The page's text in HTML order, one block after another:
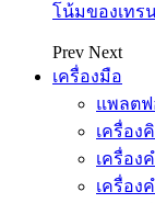
โน้มของเทร
Prev Next
เครื่องมือ
แพลตฟ
เครื่อง
เครื่อง
เครื่อง